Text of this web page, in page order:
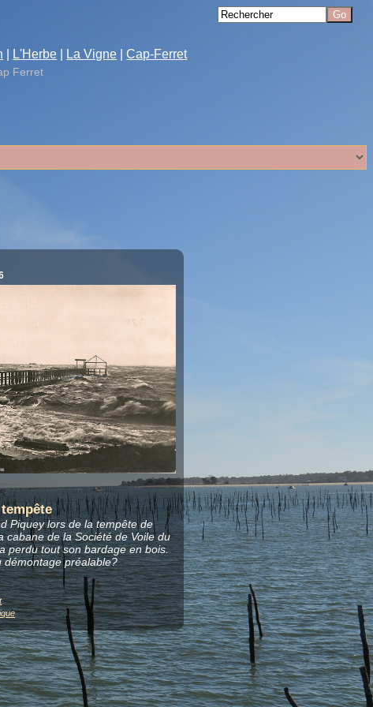
L'Herbe La Vigne Cap-Ferret
Ferret
Piquey lors de la tempête de
cabane de la Société de Voile du
perdu tout son bardage en bois.
démontage préalable?